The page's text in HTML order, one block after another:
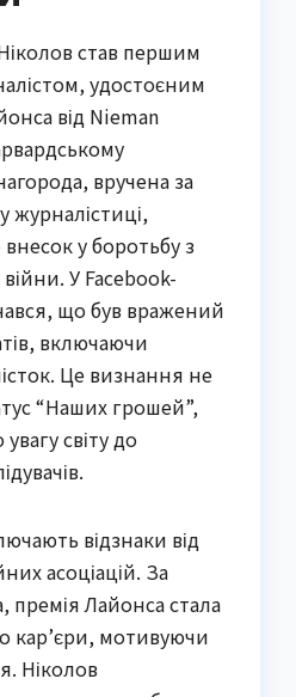
став першим
удостоєним
від Nieman
вручена за
журналістиці,
у боротьбу з
У Facebook-
що був вражений
включаючи
Це визнання не
“Наших грошей”,
світу до
відзнаки від
асоціацій. За
Лайонса стала
кар’єри, мотивуючи
Ніколов